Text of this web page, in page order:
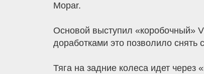
Mopar.
Основой выступил «коробочный»
доработками это позволило
Тяга на задние колеса идет